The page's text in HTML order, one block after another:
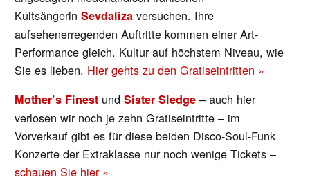
KultsängerinSevdaliza versuchen. Ihre
aufsehenerregenden Auftritte kommen einer Art-
Performance gleich. Kultur auf höchstem Niveau, wie
Sie es lieben. Hier gehts zu den Gratiseintritten »
Mother’s Finest undSister Sledge – auch hier
verlosen wir noch je zehn Gratiseintritte – im
Vorverkauf gibt es für diese beiden Disco-Soul-Funk
Konzerte der Extraklasse nur noch wenige Tickets –
schauen Sie hier »